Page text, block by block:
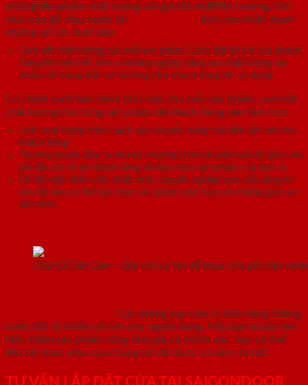
những sản phẩm chất lượng với giá tốt nhất thị trường. Khi
mua cửa gỗ chịu nước tại
, bạn còn nhận được
những lợi ích dưới đây:
Cam kết chất lượng của mỗi sản phẩm: Luôn đặt lợi ích của khách
hàng lên trên hết, đơn vị không ngừng nâng cao chất lượng sản
phẩm để mang đến sự hài lòng cho khách hàng khi sử dụng.
Có chính sách bảo hành phù hợp cho mỗi sản phẩm, cam kết
chất lượng cho từng sản phẩm để khách hàng yên tâm hơn.
Linh hoạt trong chính sách vận chuyển hàng hóa đến tận nơi cho
khách hàng
Thường xuyên đưa ra những chương trình khuyến mãi để giảm chi
phí đầu tư, tri ân khách hàng đã lựa chọn sản phẩm của đơn vị.
Có đội ngũ nhân viên nhiệt tình, chuyên nghiệp luôn sẵn sàng tư
vấn để bạn có thể lựa chọn sản phẩm phù hợp với không gian và
tài chính.
Cửa Gỗ Sài Gòn – Địa chỉ uy tín để mua cửa gỗ chịu
? Là những loại cửa có khả năng chống
nước tốt và nhiều lợi ích cho người dùng. Nếu bạn muốn tìm
hiểu thêm sản phẩm cũng như giá cả chính xác, bạn có thể
liên hệ nhân viên của chúng tôi để được tư vấn chi tiết.
TƯ VẤN LẮP ĐẶT CỬA TẠI SAIGONDOOR